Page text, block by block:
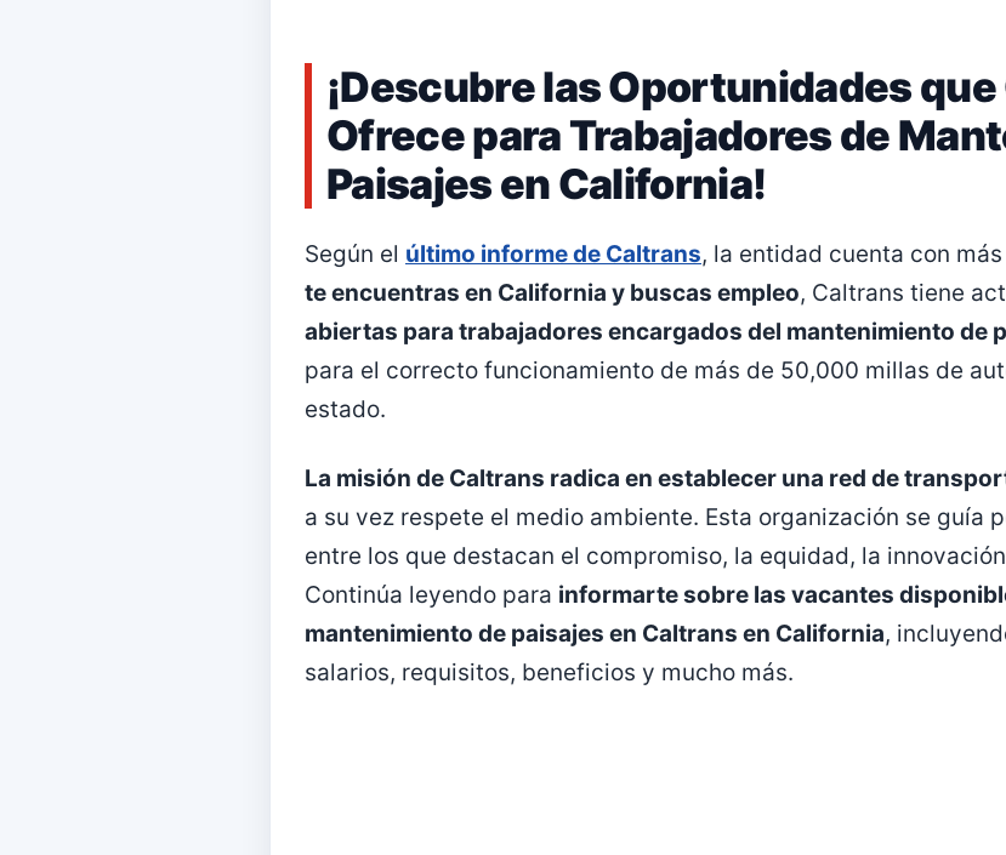
¡Descubre las Oportunidades
Ofrece para Trabajadores de
Paisajes en California!
Según el último informe de Caltrans, la entidad cuenta con
te encuentras en California y buscas empleo, Caltrans tiene
abiertas para trabajadores encargados del mantenimiento de
para el correcto funcionamiento de más de 50,000 millas de
estado.
La misión de Caltrans radica en establecer una red de
a su vez respete el medio ambiente. Esta organización se guía
entre los que destacan el compromiso, la equidad, la
Continúa leyendo para informarte sobre las vacantes
mantenimiento de paisajes en Caltrans en California,
salarios, requisitos, beneficios y mucho más.